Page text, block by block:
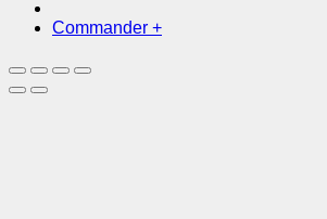
Commander +